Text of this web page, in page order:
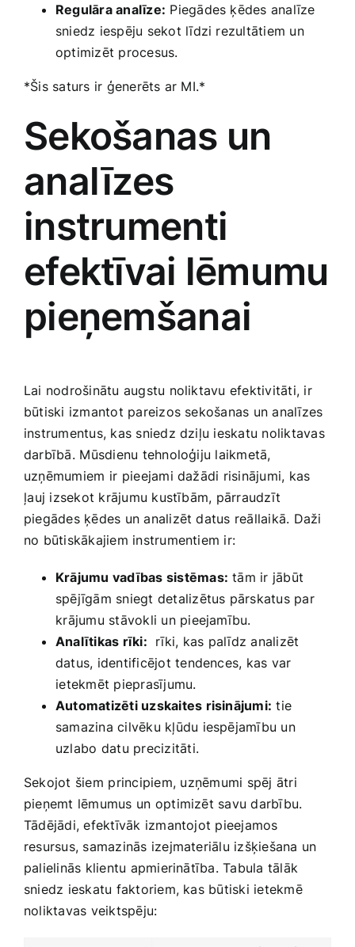
Regulāra analīze: Piegādes ķēdes analīze
sniedz iespēju sekot līdzi rezultātiem un
optimizēt procesus.
*Šis saturs ir ģenerēts ar MI.*
Sekošanas un
analīzes⁤
instrumenti
efektīvai lēmumu
pieņemšanai
Lai nodrošinātu‌ augstu noliktavu efektivitāti, ir
būtiski izmantot pareizos sekošanas ‌un analīzes
instrumentus, kas sniedz dziļu ieskatu noliktavas
darbībā.⁢ Mūsdienu tehnoloģiju laikmetā,
‍uzņēmumiem ⁢ir ⁣pieejami dažādi risinājumi,​ kas
⁢ļauj izsekot krājumu kustībām, pārraudzīt​
piegādes ķēdes un analizēt ​datus reāllaikā. ​Daži
no būtiskākajiem ‍instrumentiem ir:
Krājumu‍ vadības sistēmas: tām ir jābūt
spējīgām sniegt detalizētus pārskatus par
⁢krājumu stāvokli un pieejamību.
Analītikas rīki: ​ rīki, kas palīdz analizēt
datus, identificējot tendences, ‌kas var
⁢ietekmēt pieprasījumu.
Automatizēti uzskaites ‌risinājumi: tie
samazina cilvēku kļūdu iespējamību un
uzlabo⁤ datu‍ precizitāti.
Sekojot šiem⁤ principiem, ⁢uzņēmumi‍ spēj ātri
pieņemt‌ lēmumus un ⁣optimizēt savu darbību.
Tādējādi, efektīvāk izmantojot pieejamos⁢
resursus, samazinās izejmateriālu izšķiešana un
palielinās klientu apmierinātība. Tabula tālāk
sniedz ‌ieskatu ​faktoriem, kas būtiski ietekmē
noliktavas veiktspēju: